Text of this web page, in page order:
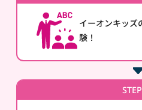
イーオンキッズ
験！